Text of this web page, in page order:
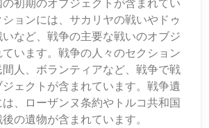
ョンには、サカリヤの戦いやドゥ
など、戦争の主要な戦いのオブジ
います。戦争の人々のセクション
人、ボランティアなど、戦争で戦
ェクトが含まれています。戦争遺
、ローザンヌ条約やトルコ共和国
の遺物が含まれています。